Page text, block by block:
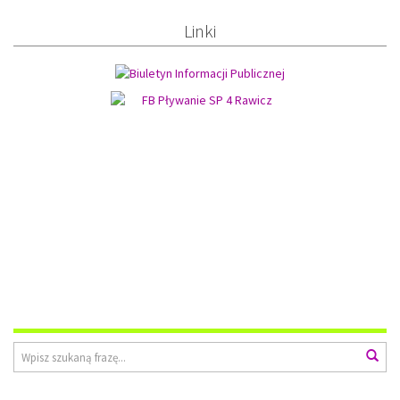
Linki
Wyszukiwarka